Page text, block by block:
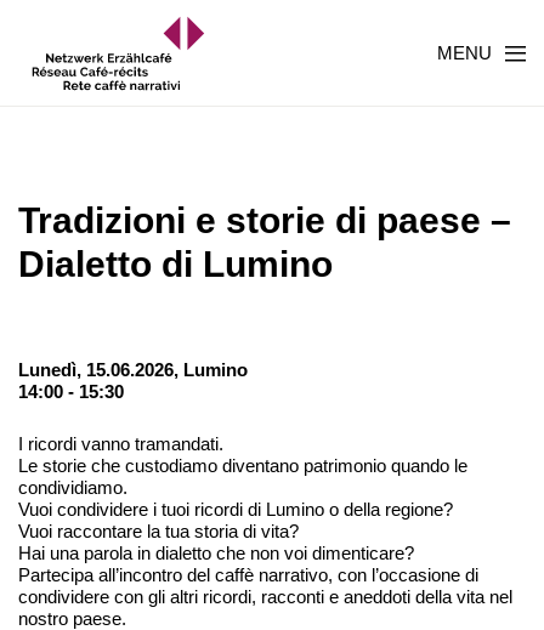
MENU
Tradizioni e storie di paese –
Dialetto di Lumino
Lunedì, 15.06.2026, Lumino
14:00 - 15:30
I ricordi vanno tramandati.
Le storie che custodiamo diventano patrimonio quando le
condividiamo.
Vuoi condividere i tuoi ricordi di Lumino o della regione?
Vuoi raccontare la tua storia di vita?
Hai una parola in dialetto che non voi dimenticare?
Partecipa all’incontro del caffè narrativo, con l’occasione di
condividere con gli altri ricordi, racconti e aneddoti della vita nel
nostro paese.